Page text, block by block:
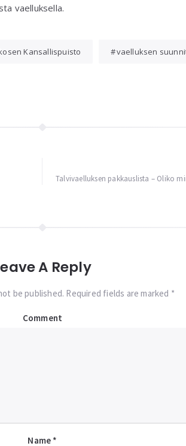
vaelluksella.
Kansallispuisto vaelluksen
Talvivaelluksen pakkauslista – Oliko
A Reply
be published. Required fields are marked *
Comment
Name *